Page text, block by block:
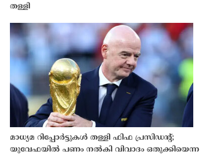
തള്ളി
മാധ്യമ റിപ്പോർട്ടുകൾ തള്ളി ഫിഫ പ്രസിഡൻ്റ്;
യുവേഫയിൽ പണം നൽകി വിവാദം ഒതുക്കിയെന്ന